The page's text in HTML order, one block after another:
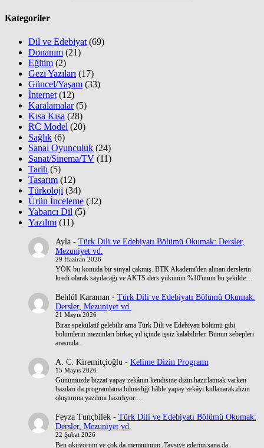
Kategoriler
Dil ve Edebiyat (69)
Donanım (21)
Eğitim (2)
Gezi Yazıları (17)
Güncel/Yaşam (33)
İnternet (12)
Karalamalar(5)
Kısa Kısa (28)
RC Model (20)
Sağlık (6)
Sanal Oyunculuk (24)
Sanat/Sinema/TV (11)
Tarih (5)
Tasarım (12)
Türkoloji (34)
Ürün İnceleme (32)
Yabancı Dil (5)
Yazılım (11)
Ayla- Türk Dili ve Edebiyatı Bölümü Okumak: Dersler,
Mezuniyet vd.
29 Haziran 2026
YÖK bu konuda bir sinyal çakmış. BTK Akademi'den alınan derslerin
kredi olarak sayılacağı ve AKTS ders yükünün %10'unun bu şekilde…
Behlül Karaman- Türk Dili ve Edebiyatı Bölümü Okumak:
Dersler, Mezuniyet vd.
21 Mayıs 2026
Biraz spekülatif gelebilir ama Türk Dili ve Edebiyatı bölümü gibi
bölümlerin mezunları birkaç yıl içinde işsiz kalabilirler. Bunun sebepleri
arasında…
A. C. Kiremitçioğlu - Kelime Dizin Programı
15 Mayıs 2026
Günümüzde bizzat yapay zekânın kendisine dizin hazırlatmak varken
bazıları da programlama bilmediği hâlde yapay zekâyı kullanarak dizin
oluşturma yazılımı hazırlıyor.…
Feyza Tunçbilek- Türk Dili ve Edebiyatı Bölümü Okumak:
Dersler, Mezuniyet vd.
22 Şubat 2026
Ben okuyorum ve çok da memnunum. Tavsiye ederim sana da.